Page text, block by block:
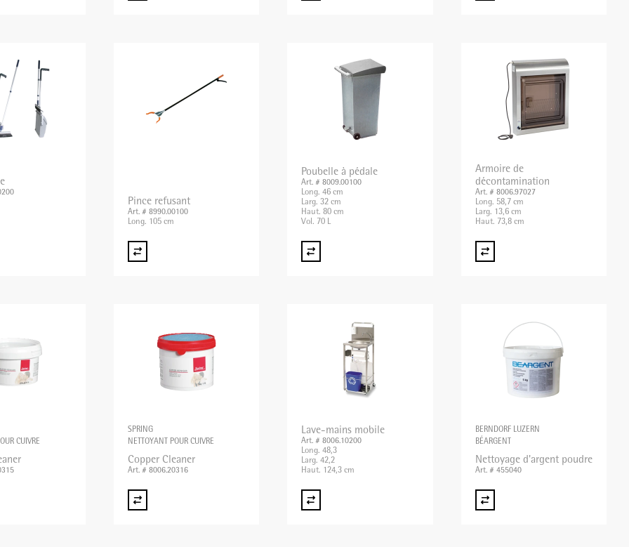
Pince refusant
Art. # 8990.00100
Long. 105 cm
Poubelle à pédale
Art. # 8009.00100
Long. 46 cm
Larg. 32 cm
Haut. 80 cm
Vol. 70 L
Armoire de
décontamination
Art. # 8006.97027
Long. 58,7 cm
Larg. 13,6 cm
Haut. 73,8 cm
CUIVRE
SPRING
NETTOYANT POUR CUIVRE
Copper Cleaner
Art. # 8006.20316
Lave-mains mobile
Art. # 8006.10200
Long. 48,3
Larg. 42,2
Haut. 124,3 cm
BERNDORF LUZERN
BÉARGENT
Nettoyage d'argent poudre
Art. # 455040